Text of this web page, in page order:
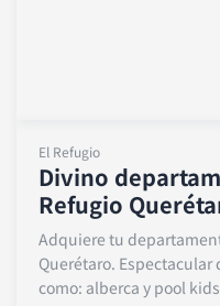
El Refugio
Divino
Refugio
Adquiere tu
Querétaro.
como: alberca y pool